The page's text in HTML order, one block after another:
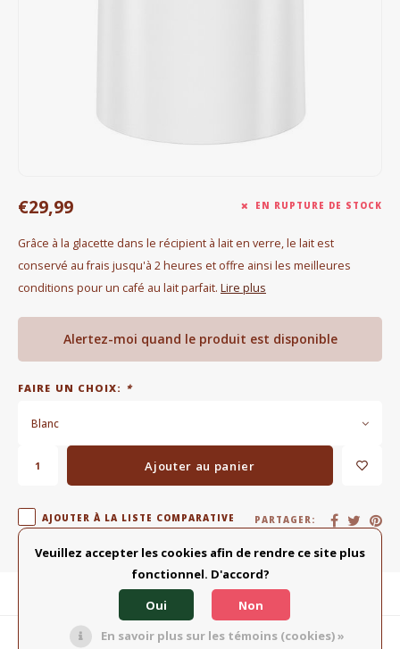
Outdoor accessoires
Happy stuff
€29,99 EN RUPTURE DE STOCK
Grâce à la glacette dans le récipient à lait en verre, le lait est
conservé au frais jusqu'à 2 heures et offre ainsi les meilleures
conditions pour un café au lait parfait. Lire plus
Alertez-moi quand le produit est disponible
FAIRE UN CHOIX: *
Blanc
Ajouter au panier
AJOUTER À LA LISTE COMPARATIVE PARTAGER:
Description du produit
Produits connexes
Veuillez accepter les cookies afin de rendre ce site plus
fonctionnel. D'accord?
Oui
Non
En savoir plus sur les témoins (cookies) »